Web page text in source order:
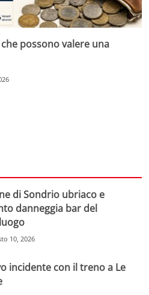
possono valere una
di Sondrio ubriaco e
danneggia bar del
10, 2026
incidente con il treno a Le